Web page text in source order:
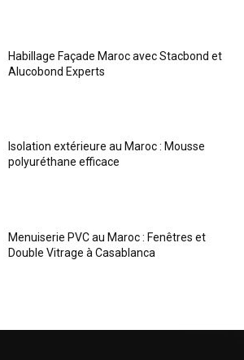
Habillage Façade Maroc avec Stacbond et
Alucobond Experts
Isolation extérieure au Maroc : Mousse
polyuréthane efficace
Menuiserie PVC au Maroc : Fenêtres et
Double Vitrage à Casablanca